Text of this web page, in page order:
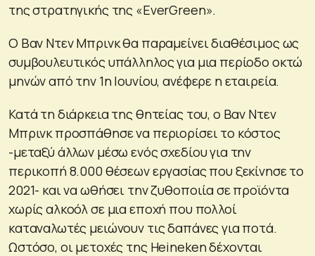
της στρατηγικής της «EverGreen».
Ο Βαν Ντεν Μπρινκ θα παραμείνει διαθέσιμος ως
συμβουλευτικός υπάλληλος για μια περίοδο οκτώ
μηνών από την 1η Ιουνίου, ανέφερε η εταιρεία.
Κατά τη διάρκεια της θητείας του, ο Βαν Ντεν
Μπρινκ προσπάθησε να περιορίσει το κόστος
-μεταξύ άλλων μέσω ενός σχεδίου για την
περικοπή 8.000 θέσεων εργασίας που ξεκίνησε το
2021- και να ωθήσει την ζυθοποιία σε προϊόντα
χωρίς αλκοόλ σε μια εποχή που πολλοί
καταναλωτές μειώνουν τις δαπάνες για ποτά.
Ωστόσο, οι μετοχές της Heineken δέχονται